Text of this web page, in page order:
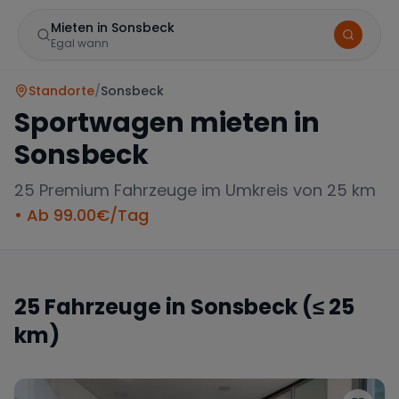
Mieten in Sonsbeck
Egal wann
Standorte/Sonsbeck
Sportwagen mieten in
Sonsbeck
25 Premium Fahrzeuge im Umkreis von 25 km
• Ab 99.00€/Tag
25 Fahrzeuge in Sonsbeck (≤ 25
km)